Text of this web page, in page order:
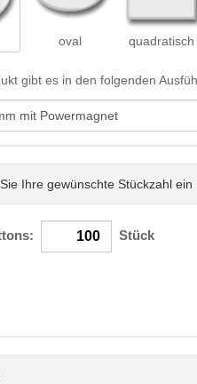
oval quadratisch
gibt es in den folgenden
Ihre gewünschte Stückzahl ein
Stück